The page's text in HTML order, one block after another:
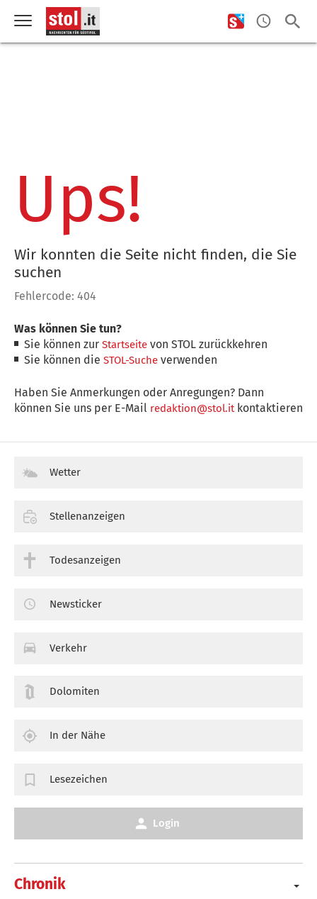
Ups!
Wir konnten die Seite nicht finden, die Sie
suchen
Fehlercode: 404
Was können Sie tun?
Sie können zurStartseite von STOL zurückkehren
Sie können dieSTOL-Suche verwenden
Haben Sie Anmerkungen oder Anregungen? Dann
können Sie uns per E-Mail redaktion@stol.itkontaktieren
Chronik
Wetter
Stellenanzeigen
Todesanzeigen
Newsticker
Verkehr
Dolomiten
In der Nähe
Lesezeichen
Login